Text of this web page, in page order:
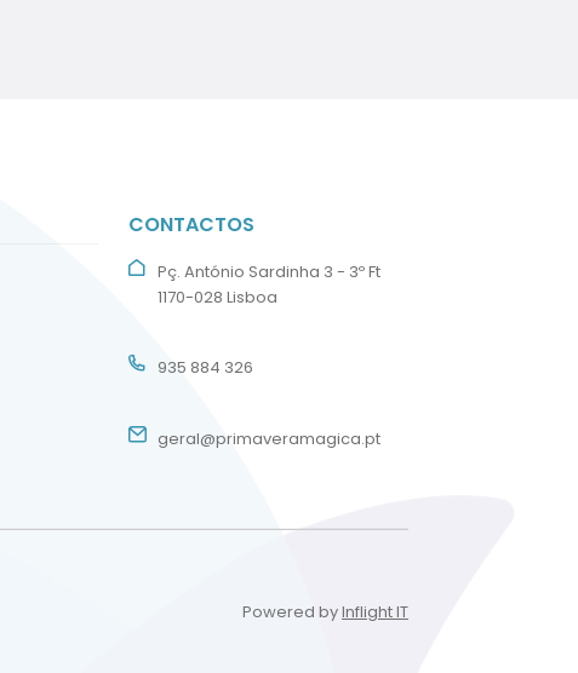
CONTACTOS
Pç. António Sardinha 3 - 3º Ft
1170-028 Lisboa
935 884 326
geral@primaveramagica.pt
Powered byInflight IT